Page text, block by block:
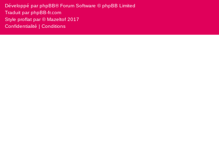
Développé parphpBB® Forum Software © phpBB Limited
Traduit parphpBB-fr.com
Style proflat par ©Mazeltof 2017
Confidentialité | Conditions